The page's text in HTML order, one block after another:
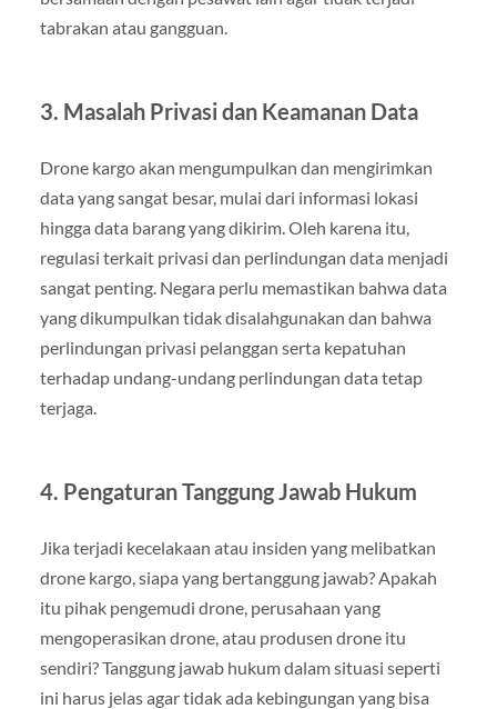
tabrakan atau gangguan.
3. Masalah Privasi dan Keamanan Data
Drone kargo akan mengumpulkan dan mengirimkan
data yang sangat besar, mulai dari informasi lokasi
hingga data barang yang dikirim. Oleh karena itu,
regulasi terkait privasi dan perlindungan data menjadi
sangat penting. Negara perlu memastikan bahwa data
yang dikumpulkan tidak disalahgunakan dan bahwa
perlindungan privasi pelanggan serta kepatuhan
terhadap undang-undang perlindungan data tetap
terjaga.
4. Pengaturan Tanggung Jawab Hukum
Jika terjadi kecelakaan atau insiden yang melibatkan
drone kargo, siapa yang bertanggung jawab? Apakah
itu pihak pengemudi drone, perusahaan yang
mengoperasikan drone, atau produsen drone itu
sendiri? Tanggung jawab hukum dalam situasi seperti
ini harus jelas agar tidak ada kebingungan yang bisa